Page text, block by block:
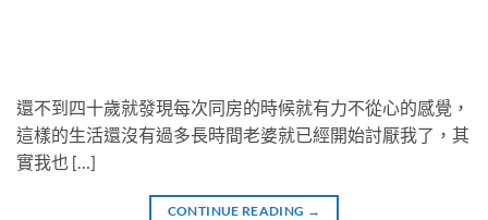
還不到四十歲就發現每次同房的時候就有力不從心的感覺，
這樣的生活還沒有過多長時間老婆就已經開始討厭我了，其
實我也 […]
CONTINUE READING →